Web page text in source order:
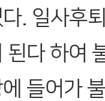
. 일사후
된다 하여
들어가